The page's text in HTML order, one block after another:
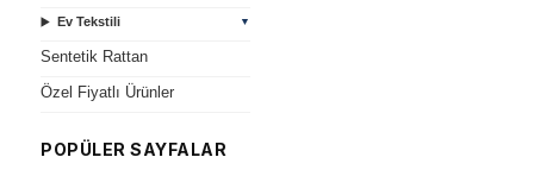
Ev Tekstili ▼
Sentetik Rattan
Özel Fiyatlı Ürünler
POPÜLER SAYFALAR